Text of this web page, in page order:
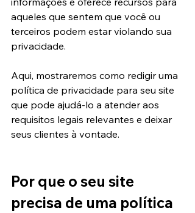
aqueles que sentem que você ou
terceiros podem estar violando sua
privacidade.
Aqui, mostraremos como redigir uma
política de privacidade para seu site
que pode ajudá-lo a atender aos
requisitos legais relevantes e deixar
seus clientes à vontade.
Por que o seu site
precisa de uma política